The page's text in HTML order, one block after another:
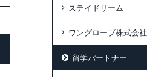
ステイドリーム
ワングローブ株式会社
留学パートナー